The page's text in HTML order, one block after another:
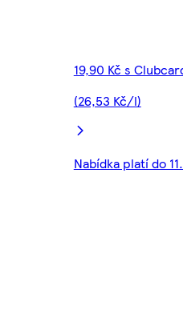
19,90 Kč s
(26,53 Kč/l)
Nabídka platí do